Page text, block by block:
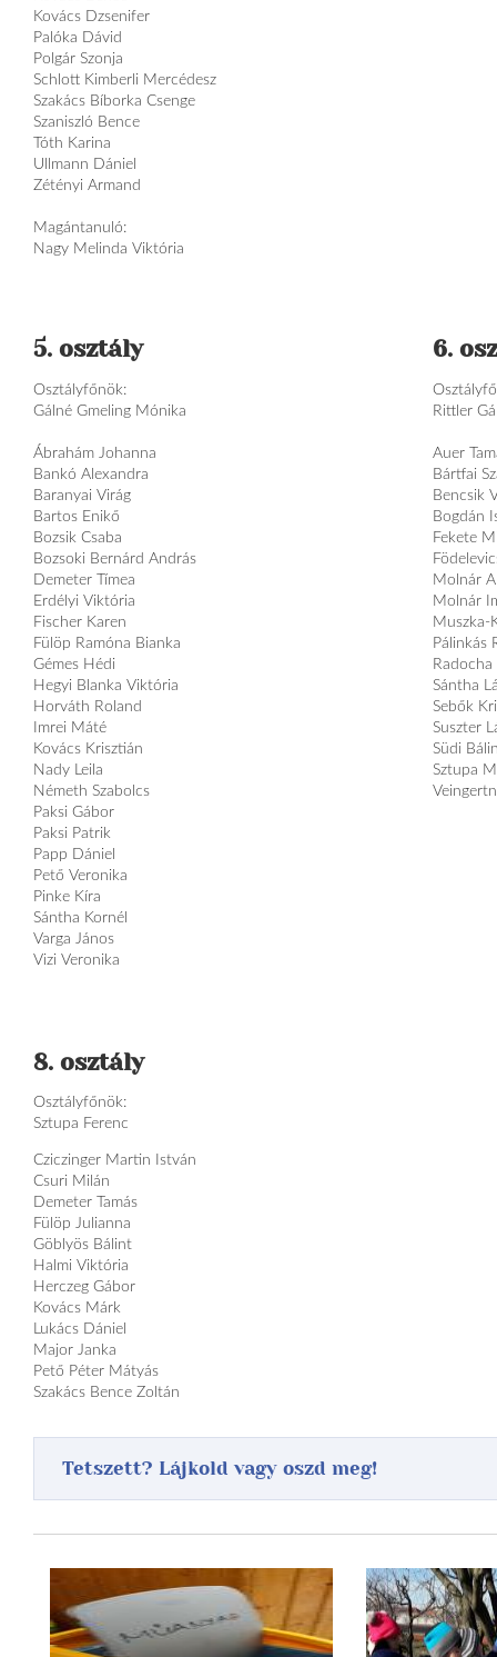
Kovács Dzsenifer
Palóka Dávid
Polgár Szonja
Schlott Kimberli Mercédesz
Szakács Bíborka Csenge
Szaniszló Bence
Tóth Karina
Ullmann Dániel
Zétényi Armand
Magántanuló:
Nagy Melinda Viktória
5. osztály
Osztályfőnök:
Gálné Gmeling Mónika
Ábrahám Johanna
Bankó Alexandra
Baranyai Virág
Bartos Enikő
Bozsik Csaba
Bozsoki Bernárd András
Demeter Tímea
Erdélyi Viktória
Fischer Karen
Fülöp Ramóna Bianka
Gémes Hédi
Hegyi Blanka Viktória
Horváth Roland
Imrei Máté
Kovács Krisztián
Nady Leila
Németh Szabolcs
Paksi Gábor
Paksi Patrik
Papp Dániel
Pető Veronika
Pinke Kíra
Sántha Kornél
Varga János
Vizi Veronika
6.
Rittler
Auer
Bártfai
Bencsik
Bogdán
Fekete
Molnár
Molnár
Muszka-
Pálinkás
Sántha
Sebők
Suszter
Südi
Sztupa
8. osztály
Osztályfőnök:
Sztupa Ferenc
Cziczinger Martin István
Csuri Milán
Demeter Tamás
Fülöp Julianna
Göblyös Bálint
Halmi Viktória
Herczeg Gábor
Kovács Márk
Lukács Dániel
Major Janka
Pető Péter Mátyás
Szakács Bence Zoltán
Tetszett? Lájkold vagy oszd meg!